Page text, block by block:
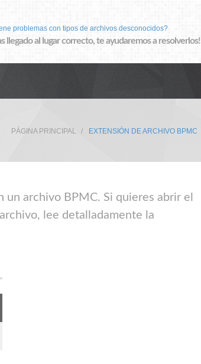
problemas con tipos de archivos desconocidos?
llegado al lugar correcto, te ayudaremos a resolverlos!
PÁGINA PRINCIPAL EXTENSIÓN DE ARCHIVO BPMC
archivo BPMC. Si quieres abrir el
lee detalladamente la